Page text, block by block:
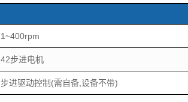
1~400rpm
42步进电机
步进驱动控制(需自备,设备不带)